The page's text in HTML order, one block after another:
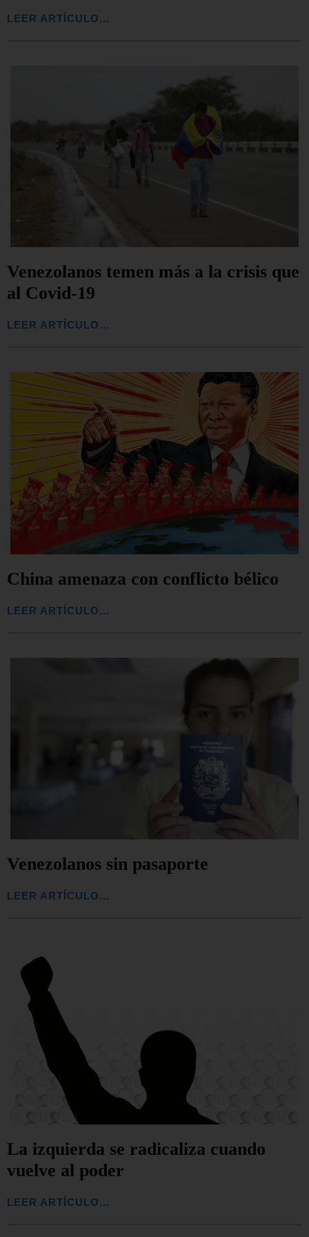
LEER ARTÍCULO...
Venezolanos temen más a la crisis que
al Covid-19
LEER ARTÍCULO...
China amenaza con conflicto bélico
LEER ARTÍCULO...
Venezolanos sin pasaporte
LEER ARTÍCULO...
La izquierda se radicaliza cuando
vuelve al poder
LEER ARTÍCULO...